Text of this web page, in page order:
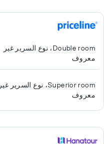
Double room، نوع السرير غير
معروف
Superior room، نوع السرير غير
معروف